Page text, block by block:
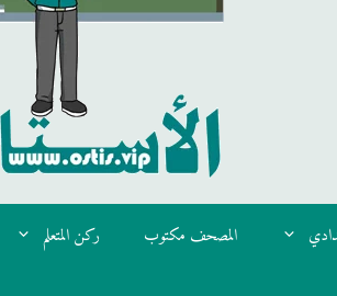
المصحف مكتوب ركن المتعلم